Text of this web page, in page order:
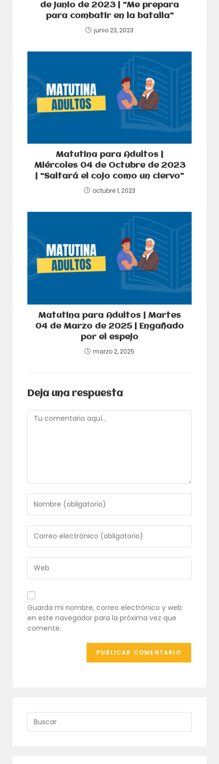
de Junio de 2023 | “Me prepara
para combatir en la batalla”
junio 23, 2023
Matutina para Adultos |
Miércoles 04 de Octubre de 2023
| “Saltará el cojo como un ciervo”
octubre 1, 2023
Matutina para Adultos | Martes
04 de Marzo de 2025 | Engañado
por el espejo
marzo 2, 2025
Deja una respuesta
Comentario
tu
nombre
o
nombre
de
usuario
para
comentar
tu
dirección
de
correo
electrónico
para
comentar
URL
de
tu
web
(opcional)
Guarda mi nombre, correo electrónico y web
en este navegador para la próxima vez que
comente.